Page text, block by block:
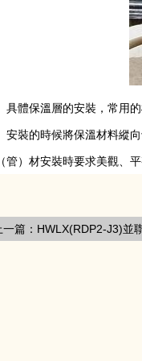
具體保溫層的安裝，常用
安裝的時候將保溫材料縱向切
管）材安裝時要求美觀、平
一篇：HWLX(RDP2-J3)